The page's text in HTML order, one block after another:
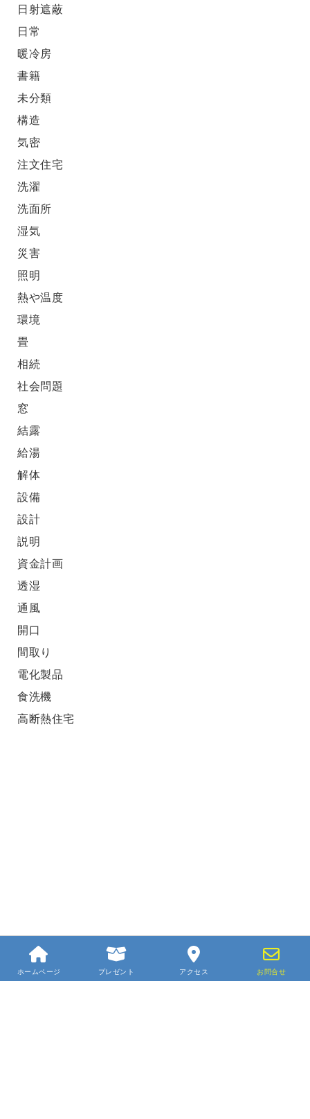
日射遮蔽
日常
暖冷房
書籍
未分類
構造
気密
注文住宅
洗濯
洗面所
湿気
災害
照明
熱や温度
環境
畳
相続
社会問題
窓
結露
給湯
解体
設備
設計
説明
資金計画
透湿
通風
開口
間取り
電化製品
食洗機
高断熱住宅
ホームページ プレゼント アクセス お問合せ